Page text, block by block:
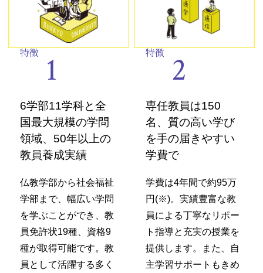
特徴 1
6学部11学科と全
国最大規模の学問
領域、50年以上の
教員養成実績
仏教学部から社会福祉
学部まで、幅広い学問
を学ぶことができ、教
員免許状19種、資格9
種が取得可能です。教
員として活躍する多く
特徴 2
専任教員は150
名、質の高い学び
を手の届きやすい
学費で
学費は4年間で約95万
円(※)。実績豊富な教
員による丁寧なリポー
ト指導と充実の授業を
提供します。また、自
主学習サポートもきめ